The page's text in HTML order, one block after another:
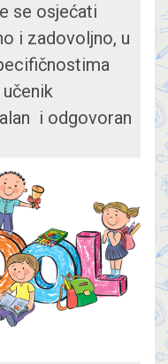
se osjećati
i zadovoljno, u
i odgovoran